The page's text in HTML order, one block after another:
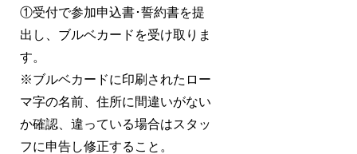
①受付で参加申込書･誓約書を提
出し、ブルベカードを受け取りま
す。
※ブルベカードに印刷されたロー
マ字の名前、住所に間違いがない
か確認、違っている場合はスタッ
フに申告し修正すること。